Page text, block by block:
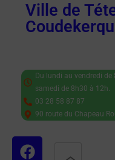
Ville de
Du lundi au vendredi
samedi de 8h30 à 12h.
03 28 58 87 87
90 route du Chapeau